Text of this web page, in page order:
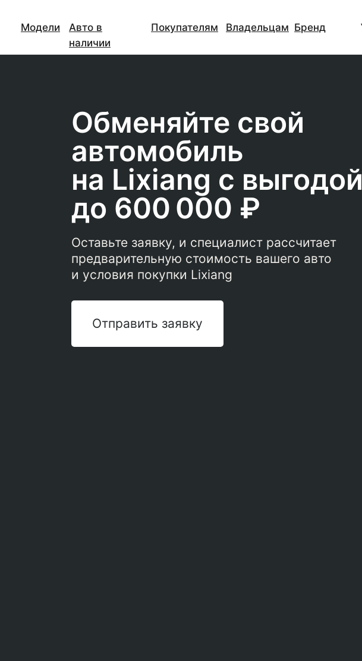
Модели Покупателям Владельцам
Авто в
наличии
Бренд
Отправить заявку
Обменяйте свой
автомобиль
на Lixiang с выгодой
до 600 000 ₽
Оставьте заявку, и специалист рассчитает
предварительную стоимость вашего авто
и условия покупки Lixiang